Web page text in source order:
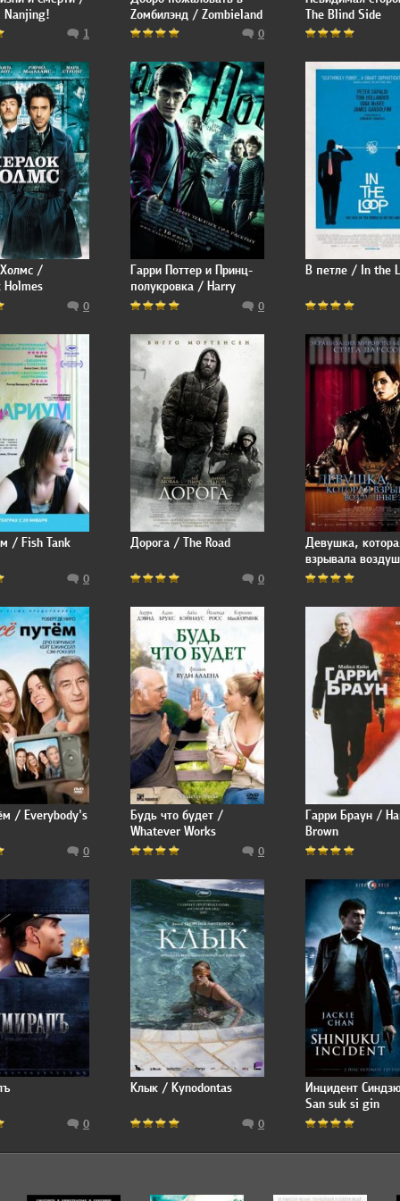
Nanjing!
1
Zомбилэнд / Zombieland
0
The Blind Side
/
Holmes
0
Гарри Поттер и Принц-
полукровка / Harry
Potter and the Half-Blood
0
В петле / In the
/ Fish Tank
0
Дорога / The Road
0
Девушка,
взрывала
замки /
/ Everybody's
0
Будь что будет /
Whatever Works
0
Гарри Браун /
Brown
0
Клык / Kynodontas
0
Инцидент
San suk si gin